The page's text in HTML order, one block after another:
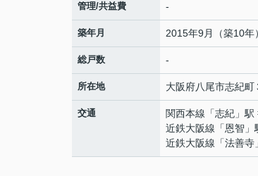
管理/共益費 -
築年月 2015年9月（築10年）
総戸数 -
所在地 大阪府八尾市志紀町
交通 関西本線 「志紀 」
近鉄大阪線 「恩智
近鉄大阪線 「法善寺